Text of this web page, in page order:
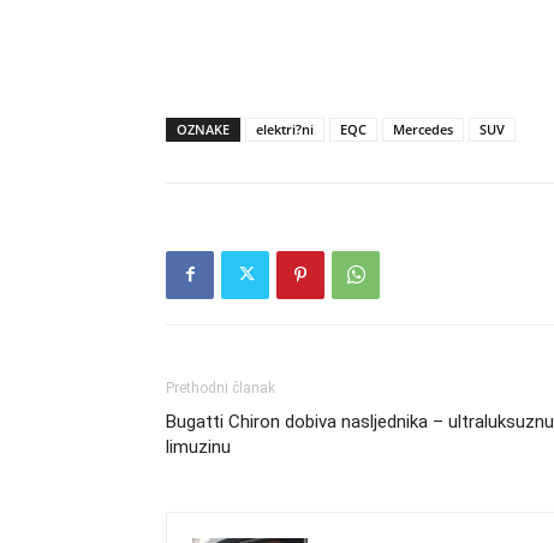
OZNAKE elektri?ni EQC Mercedes SUV
Prethodni članak
Bugatti Chiron dobiva nasljednika – ultraluksuznu
limuzinu